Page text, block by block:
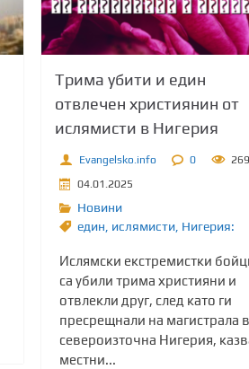
Трима убити и един
отвлечен християнин от
ислямисти в Нигерия
Evangelsko.info 0
269
04.01.2025
Новини
един ислямисти, Нигерия:
Ислямски екстремистки
са убили трима християни и
отвлекли друг, след като ги
пресрещнали на магистрала в
североизточна Нигерия,
местни...